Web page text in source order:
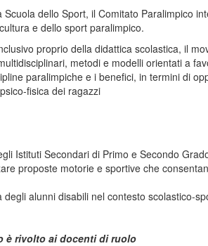
Scuola dello Sport, il Comitato Paralimpico
e dello sport paralimpico.
proprio della didattica scolastica, il
metodi e modelli orientati a
paralimpiche e i benefici, in termini di
fisica dei ragazzi
Istituti Secondari di Primo e Secondo
proposte motorie e sportive che
degli alunni disabili nel contesto scolastico-
è rivolto ai docenti di ruolo